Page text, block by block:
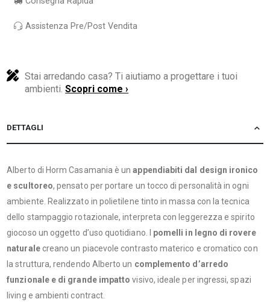
Assistenza Pre/Post Vendita
Stai arredando casa? Ti aiutiamo a progettare i tuoi
ambienti.Scopri come ›
DETTAGLI
Alberto di Horm Casamania è unappendiabiti dal design ironico
e scultoreo, pensato per portare un tocco di personalità in ogni
ambiente. Realizzato in polietilene tinto in massa con la tecnica
dello stampaggio rotazionale, interpreta con leggerezza e spirito
giocoso un oggetto d’uso quotidiano. I pomelli in legno di rovere
naturalecreano un piacevole contrasto materico e cromatico con
la struttura, rendendo Alberto un complemento d’arredo
funzionale e di grande impatto visivo, ideale per ingressi, spazi
living e ambienti contract.